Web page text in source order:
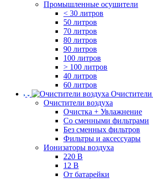
Промышленные осушители
< 30 литров
50 литров
70 литров
80 литров
90 литров
100 литров
> 100 литров
40 литров
60 литров
Очистители
Очистители воздуха
Очистка + Увлажнение
Cо сменными фильтрами
Без сменных фильтров
Фильтры и аксессуары
Ионизаторы воздуха
220 В
12 В
От батарейки